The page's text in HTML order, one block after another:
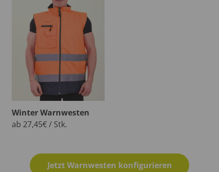
Winter Warnwesten
ab 27,45€ / Stk.
Jetzt Warnwesten konfigurieren